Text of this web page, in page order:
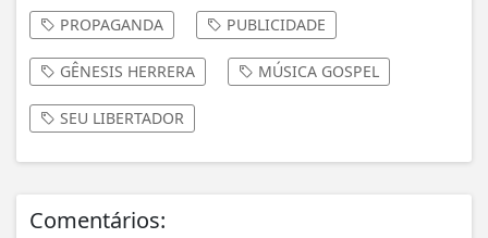
PROPAGANDA PUBLICIDADE
GÊNESIS HERRERA MÚSICA GOSPEL
SEU LIBERTADOR
Comentários: